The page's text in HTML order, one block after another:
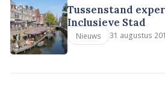
Tussenstand
Inclusieve Stad
Nieuws 31 augustus